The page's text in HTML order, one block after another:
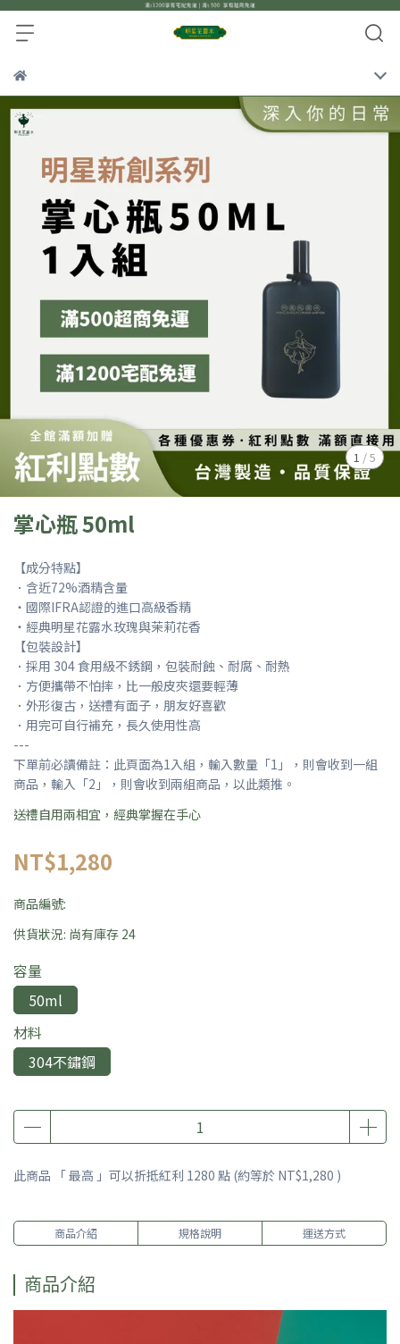
1 /5
掌心瓶 50ml
【成分特點】
．含近72%酒精含量
・國際IFRA認證的進口高級香精
・經典明星花露水玫瑰與茉莉花香
【包裝設計】
．採用 304 食用級不銹鋼，包裝耐蝕、耐腐、耐熱
．方便攜帶不怕摔，比一般皮夾還要輕薄
．外形復古，送禮有面子，朋友好喜歡
．用完可自行補充，長久使用性高
---
下單前必讀備註：此頁面為1入組，輸入數量「1」，則會收到一組
商品，輸入「2」，則會收到兩組商品，以此類推。
送禮自用兩相宜，經典掌握在手心
NT$1,280
商品編號:
供貨狀況: 尚有庫存 24
容量
50ml
材料
304不鏽鋼
此商品 「 最高 」可以折抵紅利 1280 點 (約等於 NT$1,280 )
商品介紹 規格說明 運送方式
商品介紹